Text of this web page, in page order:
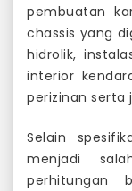
pembuatan
chassis yang
hidrolik,
interior
perizinan serta
Selain
menjadi
perhitungan